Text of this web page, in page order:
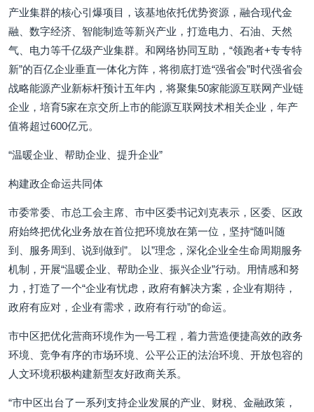
产业集群的核心引爆项目，该基地依托优势资源，融合现代金
融、数字经济、智能制造等新兴产业，打造电力、石油、天然
气、电力等千亿级产业集群。和网络协同互助，“领跑者+专专特
新”的百亿企业垂直一体化方阵，将彻底打造“强省会”时代强省会
战略能源产业新标杆预计五年内，将聚集50家能源互联网产业链
企业，培育5家在京交所上市的能源互联网技术相关企业，年产
值将超过600亿元。
“温暖企业、帮助企业、提升企业”
构建政企命运共同体
市委常委、市总工会主席、市中区委书记刘克表示，区委、区政
府始终把优化业务放在首位把环境放在第一位，坚持“随叫随
到、服务周到、说到做到”。 以”理念，深化企业全生命周期服务
机制，开展“温暖企业、帮助企业、振兴企业”行动。用情感和努
力，打造了一个“企业有忧虑，政府有解决方案，企业有期待，
政府有应对，企业有需求，政府有行动”的命运。
市中区把优化营商环境作为一号工程，着力营造便捷高效的政务
环境、竞争有序的市场环境、公平公正的法治环境、开放包容的
人文环境积极构建新型友好政商关系。
“市中区出台了一系列支持企业发展的产业、财税、金融政策，